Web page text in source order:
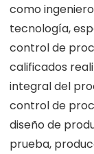
como
tecnología,
control de
calificados
integral del
control de
diseño de
prueba,